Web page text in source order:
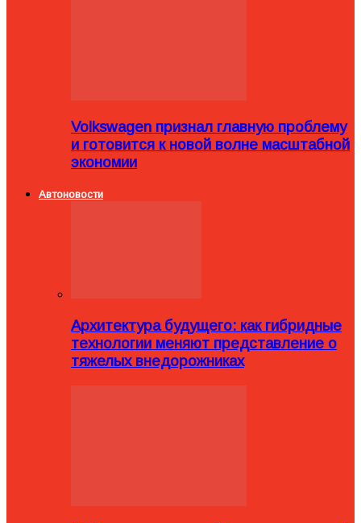
Volkswagen признал главную проблему
и готовится к новой волне масштабной
экономии
Автоновости
Архитектура будущего: как гибридные
технологии меняют представление о
тяжелых внедорожниках